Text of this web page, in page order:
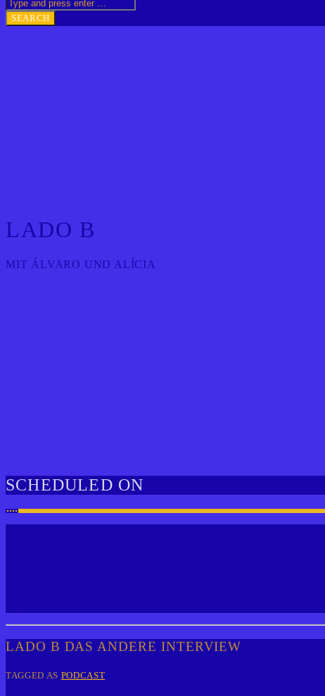
LADO B
MIT ÁLVARO UND ALÍCIA
SCHEDULED ON
LADO B DAS ANDERE INTERVIEW
TAGGED AS PODCAST